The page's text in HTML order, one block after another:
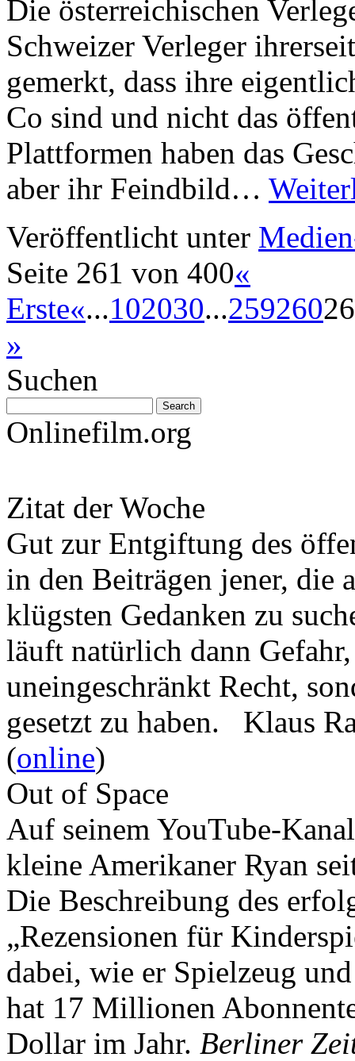
Die österreichischen
Schweizer Verleger
gemerkt, dass ihre
Co sind und nicht das
Plattformen haben das
aber ihr Feindbild…
Veröffentlicht unter
Seite 261 von 400«
Erste«...102030...259260
»
Suchen
Onlinefilm.org
Zitat der Woche
Gut zur Entgiftung des
in den Beiträgen jener, die
klügsten Gedanken zu
läuft natürlich dann
uneingeschränkt Recht,
gesetzt zu haben. Klaus
(online)
Out of Space
Auf seinem YouTube-
kleine Amerikaner Ryan
Die Beschreibung des
„Rezensionen für
dabei, wie er Spielzeug
hat 17 Millionen
Dollar im Jahr. Berliner